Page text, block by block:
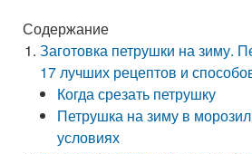
Содержание
Заготовка петрушки на зиму.
17 лучших рецептов и
Когда срезать петрушку
Петрушка на зиму в
условиях